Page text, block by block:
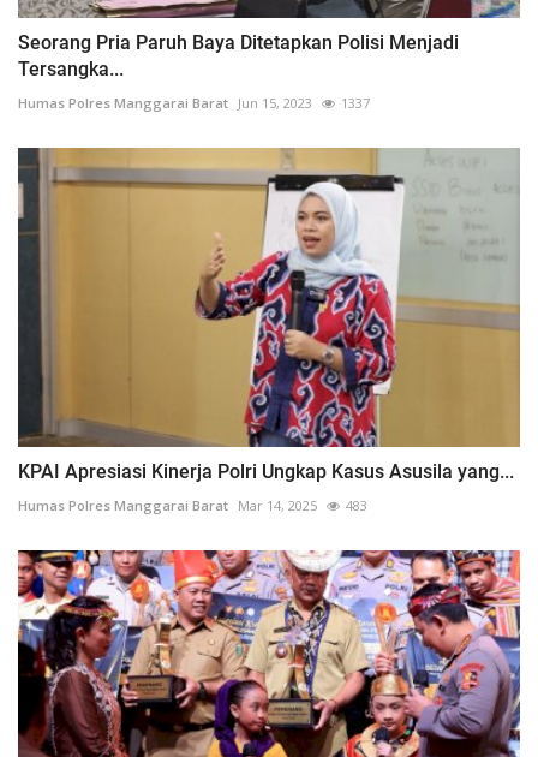
Seorang Pria Paruh Baya Ditetapkan Polisi Menjadi
Tersangka...
Humas Polres Manggarai Barat Jun 15, 2023 1337
KPAI Apresiasi Kinerja Polri Ungkap Kasus Asusila yang...
Humas Polres Manggarai Barat Mar 14, 2025 483